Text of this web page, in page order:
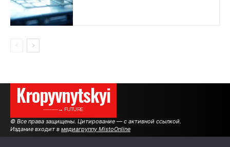
Kropyvnytskyi
———→ FUTURE
© Все права защищены. Цитирование — с активной ссылкой.
Издание входит в медиагруппу MistoOnline